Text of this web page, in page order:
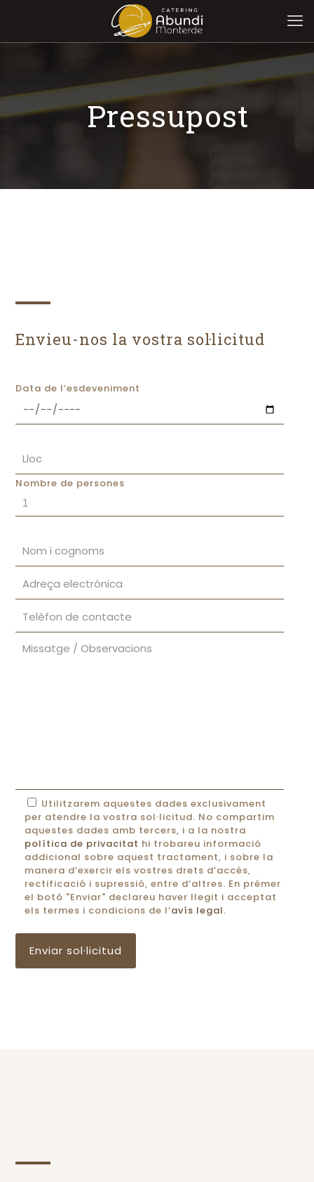
Pressupost
Envieu-nos la vostra sol·licitud
Data de l’esdeveniment
Nombre de persones
Utilitzarem aquestes dades exclusivament
per atendre la vostra sol·licitud. No compartim
aquestes dades amb tercers, i a la nostra
política de privacitat hi trobareu informació
addicional sobre aquest tractament, i sobre la
manera d’exercir els vostres drets d’accés,
rectificació i supressió, entre d’altres. En prémer
el botó "Enviar" declareu haver llegit i acceptat
els termes i condicions de l’avís legal.